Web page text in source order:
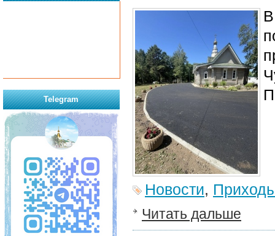
Новости,
Читать дальше
Telegram